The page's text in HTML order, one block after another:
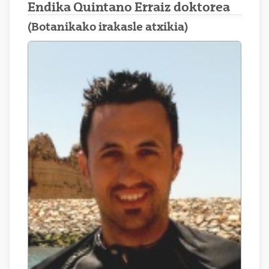
Endika Quintano Erraiz doktorea
(Botanikako irakasle atxikia)